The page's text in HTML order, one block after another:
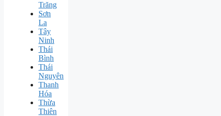
Trăng
Sơn
La
Tây
Ninh
Thái
Bình
Thái
Nguyên
Thanh
Hóa
Thừa
Thiên